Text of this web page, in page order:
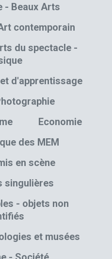
- Beaux Arts
contemporain
du spectacle -
d'apprentissage
Economie
des MEM
en scène
singulières
- objets non
et musées